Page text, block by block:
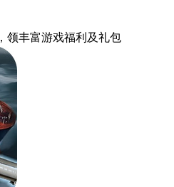
，领丰富游戏福利 及礼包